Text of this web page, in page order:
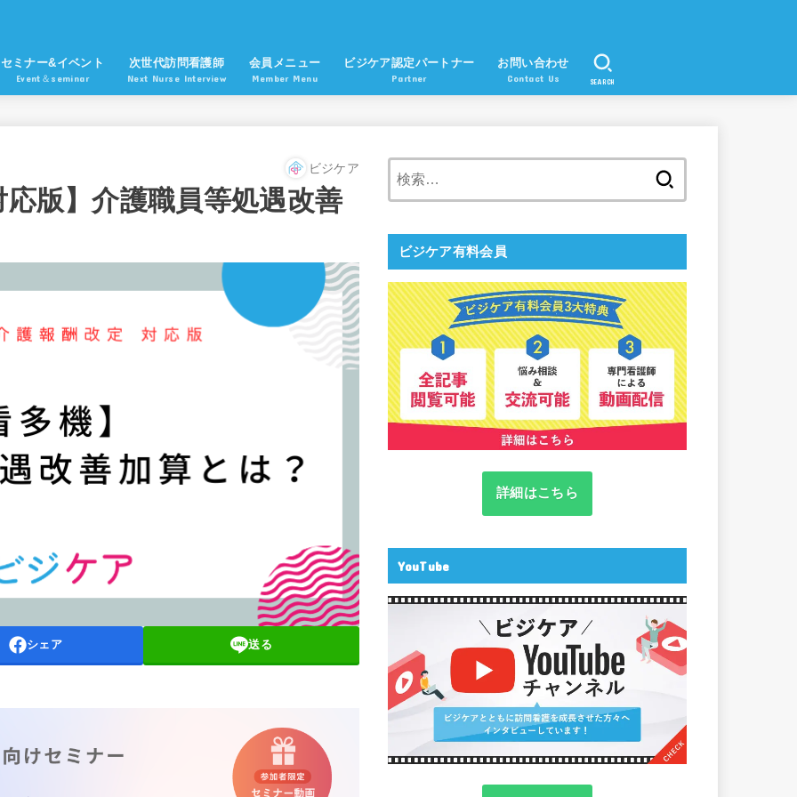
セミナー&イベント
Event＆seminar
次世代訪問看護師
Next Nurse Interview
会員メニュー
Member Menu
ビジケア認定パートナー
Partner
お問い合わせ
Contact Us SEARCH
ビジケア
版】介護職員等処遇改善
シェア 送る
ビジケア有料会員
詳細はこちら
YouTube